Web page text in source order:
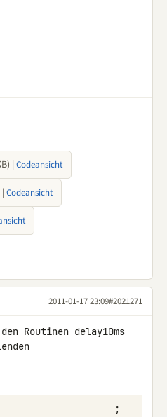
| Codeansicht
Codeansicht
2011-01-17 23:09#2021271
Routinen delay10ms
;